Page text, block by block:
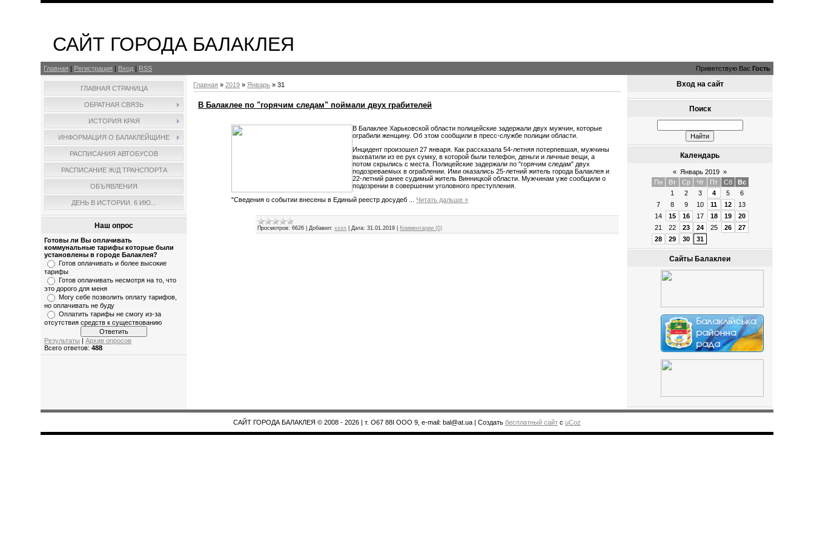
САЙТ ГОРОДА БАЛАКЛЕЯ
Главная | Регистрация | Вход | RSS Приветствую Вас Гость
ГЛАВНАЯ СТРАНИЦА
ОБРАТНАЯ СВЯЗЬ
ИСТОРИЯ КРАЯ
ИНФОРМАЦИЯ О БАЛАКЛЕЙЩИНЕ
РАСПИСАНИЯ АВТОБУСОВ
РАСПИСАНИЕ Ж/Д ТРАНСПОРТА
ОБЪЯВЛЕНИЯ
ДЕНЬ В ИСТОРИИ. 6 ИЮ...
Наш опрос
Готовы ли Вы оплачивать
коммунальные тарифы которые были
установлены в городе Балаклея?
Готов оплачивать и более высокие
тарифы
Готов оплачивать несмотря на то, что
это дорого для меня
Могу себе позволить оплату тарифов,
но оплачивать не буду
Оплатить тарифы не смогу из-за
отсутствия средств к существованию
Результаты |Архив опросов
Всего ответов:488
Главная »2019 » Январь » 31
В Балаклее по "горячим следам" поймали двух грабителей
В Балаклее Харьковской области полицейские задержали двух мужчин, которые
ограбили женщину. Об этом сообщили в пресс-службе полиции области.
Инцидент произошел 27 января. Как рассказала 54-летняя потерпевшая, мужчины
выхватили из ее рук сумку, в которой были телефон, деньги и личные вещи, а
потом скрылись с места. Полицейские задержали по "горячим следам" двух
подозреваемых в ограблении. Ими оказались 25-летний житель города Балаклея и
22-летний ранее судимый житель Винницкой области. Мужчинам уже сообщили о
подозрении в совершении уголовного преступления.
"Сведения о событии внесены в Единый реестр досудеб
Читать дальше »
Просмотров: 6626 |Добавил: xssn |Дата: 31.01.2019 Комментарии (0)
Вход на сайт
Поиск
Календарь
« Январь 2019 »
Пн
Вт Ср Чт Пт Сб
Вс
1
2 3 4 5
6
7
8 9 10 11 12
13
14
15 16 17 18 19
20
21
22 23 24 25 26
27
28
29 30 31
Сайты Балаклеи
САЙТ ГОРОДА БАЛАКЛЕЯ © 2008 - 2026 | т. О67 88І ООО 9, e-mail: bal@at.ua | Создать бесплатный сайт с uCoz